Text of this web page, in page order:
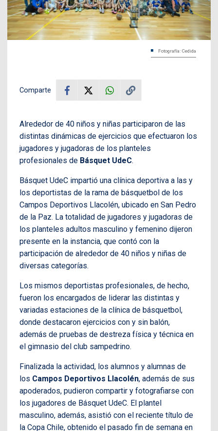
Fotografía: Cedida
Comparte
Alrededor de 40 niños y niñas participaron de las
distintas dinámicas de ejercicios que efectuaron los
jugadores y jugadoras de los planteles
profesionales de Básquet UdeC.
Básquet UdeC impartió una clínica deportiva a las y
los deportistas de la rama de básquetbol de los
Campos Deportivos Llacolén, ubicado en San Pedro
de la Paz. La totalidad de jugadores y jugadoras de
los planteles adultos masculino y femenino dijeron
presente en la instancia, que contó con la
participación de alrededor de 40 niños y niñas de
diversas categorías.
Los mismos deportistas profesionales, de hecho,
fueron los encargados de liderar las distintas y
variadas estaciones de la clínica de básquetbol,
donde destacaron ejercicios con y sin balón,
además de pruebas de destreza física y técnica en
el gimnasio del club sampedrino.
Finalizada la actividad, los alumnos y alumnas de
los Campos Deportivos Llacolén, además de sus
apoderados, pudieron compartir y fotografiarse con
los jugadores de Básquet UdeC. El plantel
masculino, además, asistió con el reciente título de
la Copa Chile, obtenido el pasado fin de semana en